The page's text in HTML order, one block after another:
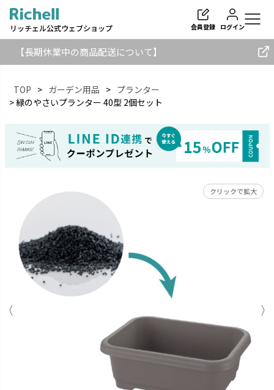
リッチェル公式ウェブショップ 会員登録 ログイン
【長期休業中の商品配送について】
TOP ガーデン用品
プランター
緑のやさいプランター 40型 2個セット
クリックで拡大